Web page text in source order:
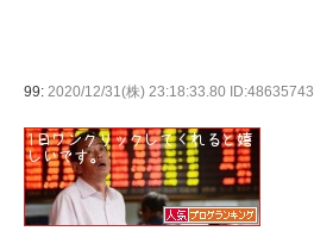
99: 2020/12/31(株) 23:18:33.80 ID:48635743